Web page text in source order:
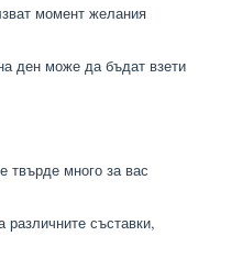
момент желания
ден може да бъдат взети
твърде много за вас
различните съставки,